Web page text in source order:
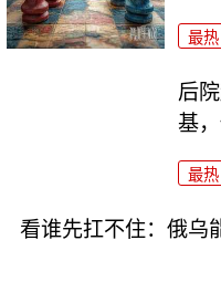
最热
后
基
最热
看谁先扛不住：俄乌